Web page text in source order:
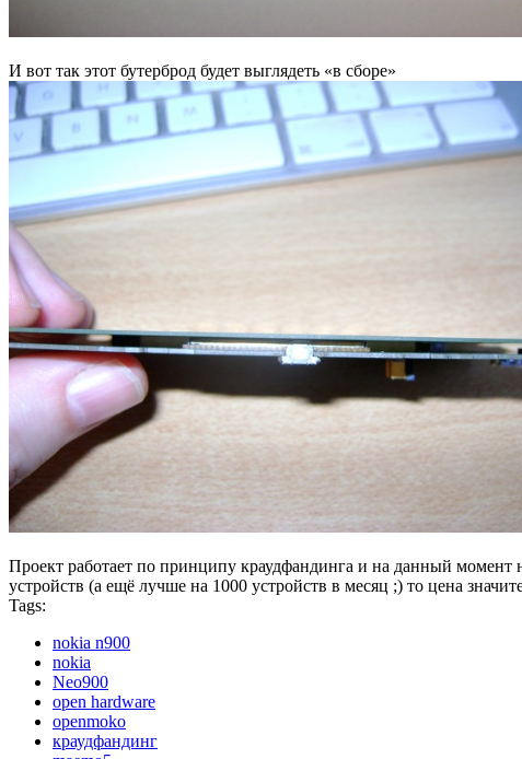
И вот так этот бутерброд будет выглядеть «в сборе»
Проект работает по принципу краудфандинга и на данный момент
устройств (а ещё лучше на 1000 устройств в месяц ;) то цена
Tags:
nokia n900
nokia
Neo900
open hardware
openmoko
краудфандинг